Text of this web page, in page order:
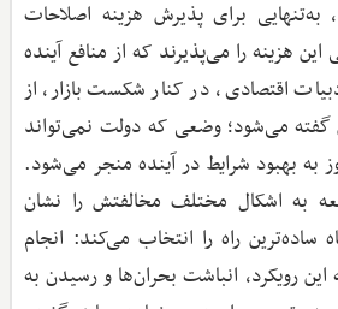
به‌تنهایی برای پذیرش هزینه اصلاحات
هزینه را می‌پذیرند که از منافع آینده
اقتصادی، در کنار شکست بازار، از
می‌شود؛ وضعی که دولت نمی‌تواند
به بهبود شرایط در آینده منجر می‌شود.
به اشکال مختلف مخالفتش را نشان
راه را انتخاب می‌کند: انجام
رویکرد، انباشت بحران‌ها و رسیدن به